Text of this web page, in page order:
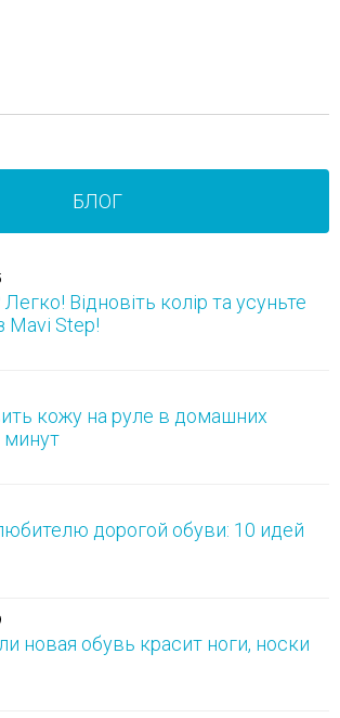
БЛОГ
Відновіть колір та усуньте
Mavi Step!
кожу на руле в домашних
минут
дорогой обуви: 10 идей
новая обувь красит ноги, носки